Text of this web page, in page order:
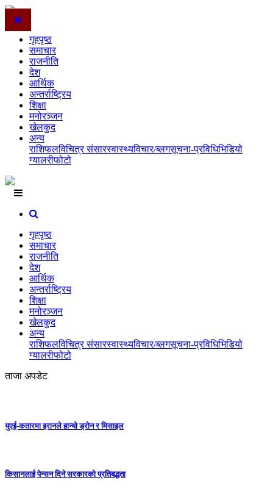
गृहपृष्ठ
समाचार
राजनीति
देश
आर्थिक
अन्तर्राष्ट्रिय
शिक्षा
मनोरञ्जन
खेलकुद
अन्य
राशिफलविचित्र संसारस्वास्थ्यविचार/ब्लगसूचना-प्रविधिभिडियो
ग्यालरीफोटो
गृहपृष्ठ
समाचार
राजनीति
देश
आर्थिक
अन्तर्राष्ट्रिय
शिक्षा
मनोरञ्जन
खेलकुद
अन्य
राशिफलविचित्र संसारस्वास्थ्यविचार/ब्लगसूचना-प्रविधिभिडियो
ग्यालरीफोटो
ताजा अपडेट
युएई-कतारमा इरानले हान्यो ड्रोन र मिसाइल
किसानलाई पेन्सन दिने सरकारको प्रतिबद्धता